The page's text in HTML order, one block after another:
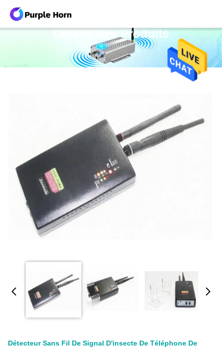
Détails Des Produits
Détecteur Sans Fil De Signal D'insecte De Téléphone De